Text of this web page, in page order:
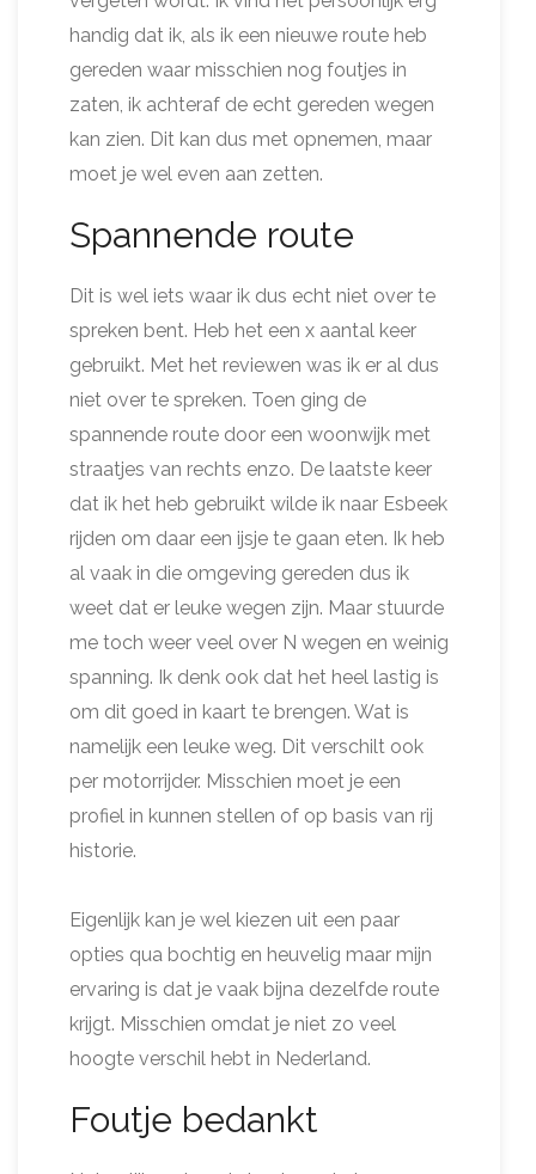
handig dat ik, als ik een nieuwe route heb
gereden waar misschien nog foutjes in
zaten, ik achteraf de echt gereden wegen
kan zien. Dit kan dus met opnemen, maar
moet je wel even aan zetten.
Spannende route
Dit is wel iets waar ik dus echt niet over te
spreken bent. Heb het een x aantal keer
gebruikt. Met het reviewen was ik er al dus
niet over te spreken. Toen ging de
spannende route door een woonwijk met
straatjes van rechts enzo. De laatste keer
dat ik het heb gebruikt wilde ik naar Esbeek
rijden om daar een ijsje te gaan eten. Ik heb
al vaak in die omgeving gereden dus ik
weet dat er leuke wegen zijn. Maar stuurde
me toch weer veel over N wegen en weinig
spanning. Ik denk ook dat het heel lastig is
om dit goed in kaart te brengen. Wat is
namelijk een leuke weg. Dit verschilt ook
per motorrijder. Misschien moet je een
profiel in kunnen stellen of op basis van rij
historie.
Eigenlijk kan je wel kiezen uit een paar
opties qua bochtig en heuvelig maar mijn
ervaring is dat je vaak bijna dezelfde route
krijgt. Misschien omdat je niet zo veel
hoogte verschil hebt in Nederland.
Foutje bedankt